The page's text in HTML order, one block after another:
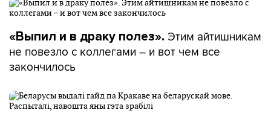
«Выпил и в драку полез». Этим айтишникам
не повезло с коллегами – и вот чем все
закончилось